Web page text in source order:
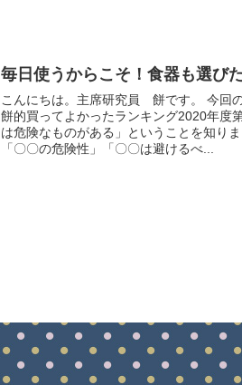
毎日使うからこそ！食器も選び
こんにちは。主席研究員 餅です。 今回
餅的買ってよかったランキング2020年度
は危険なものがある」ということを知り
「〇〇の危険性」「〇〇は避けるべ...